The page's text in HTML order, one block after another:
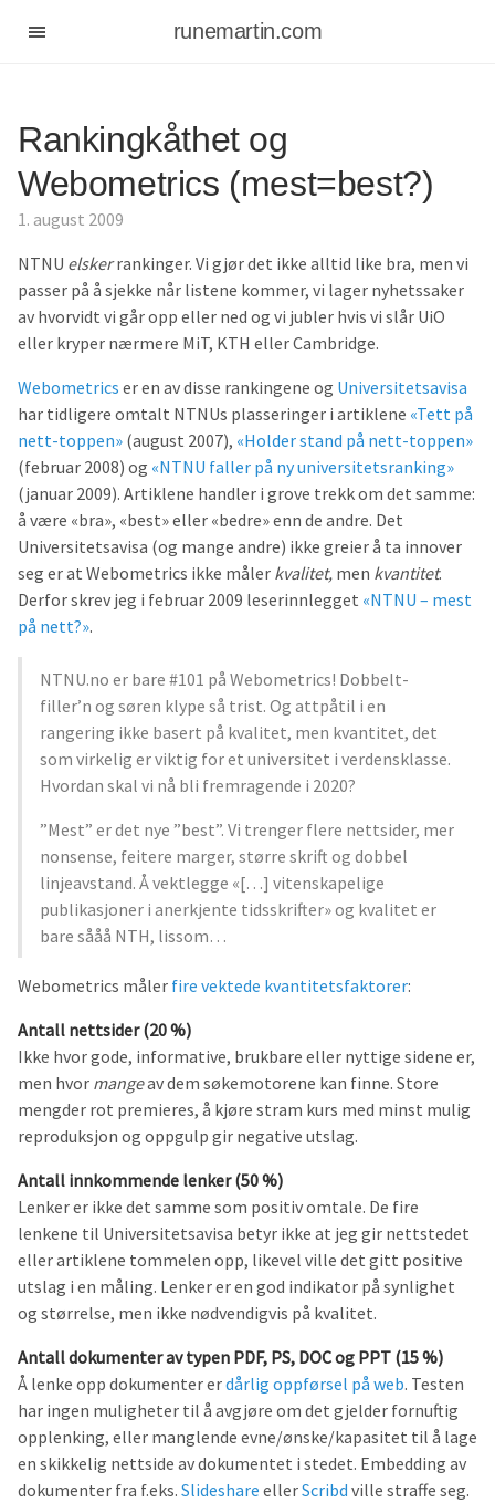
runemartin.com
Rankingkåthet og
Webometrics (mest=best?)
1. august 2009
NTNU elskerrankinger. Vi gjør det ikke alltid like bra, men vi
passer på å sjekke når listene kommer, vi lager nyhetssaker
av hvorvidt vi går opp eller ned og vi jubler hvis vi slår UiO
eller kryper nærmere MiT, KTH eller Cambridge.
Webometrics er en av disse rankingene og Universitetsavisa
har tidligere omtalt NTNUs plasseringer i artiklene «Tett på
nett-toppen» (august 2007), «Holder stand på nett-toppen»
(februar 2008) og «NTNU faller på ny universitetsranking»
(januar 2009). Artiklene handler i grove trekk om det samme:
å være «bra», «best» eller «bedre» enn de andre. Det
Universitetsavisa (og mange andre) ikke greier å ta innover
seg er at Webometrics ikke måler kvalitet, men kvantitet.
Derfor skrev jeg i februar 2009 leserinnlegget «NTNU – mest
på nett?».
NTNU.no er bare #101 på Webometrics! Dobbelt-
filler’n og søren klype så trist. Og attpåtil i en
rangering ikke basert på kvalitet, men kvantitet, det
som virkelig er viktig for et universitet i verdensklasse.
Hvordan skal vi nå bli fremragende i 2020?
”Mest” er det nye ”best”. Vi trenger flere nettsider, mer
nonsense, feitere marger, større skrift og dobbel
linjeavstand. Å vektlegge «[…] vitenskapelige
publikasjoner i anerkjente tidsskrifter» og kvalitet er
bare sååå NTH, lissom…
Webometrics måler fire vektede kvantitetsfaktorer:
Antall nettsider (20 %)
Ikke hvor gode, informative, brukbare eller nyttige sidene er,
men hvor mangeav dem søkemotorene kan finne. Store
mengder rot premieres, å kjøre stram kurs med minst mulig
reproduksjon og oppgulp gir negative utslag.
Antall innkommende lenker (50 %)
Lenker er ikke det samme som positiv omtale. De fire
lenkene til Universitetsavisa betyr ikke at jeg gir nettstedet
eller artiklene tommelen opp, likevel ville det gitt positive
utslag i en måling. Lenker er en god indikator på synlighet
og størrelse, men ikke nødvendigvis på kvalitet.
Antall dokumenter av typen PDF, PS, DOC og PPT (15 %)
Å lenke opp dokumenter erdårlig oppførsel på web. Testen
har ingen muligheter til å avgjøre om det gjelder fornuftig
opplenking, eller manglende evne/ønske/kapasitet til å lage
en skikkelig nettside av dokumentet i stedet. Embedding av
dokumenter fra f.eks. Slideshare ellerScribd ville straffe seg.